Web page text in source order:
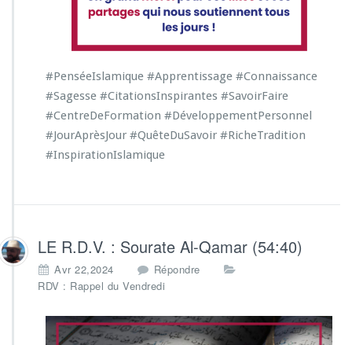
#PenséeIslamique #Apprentissage #Connaissance
#Sagesse #CitationsInspirantes #SavoirFaire
#CentreDeFormation #DéveloppementPersonnel
#JourAprèsJour #QuêteDuSavoir #RicheTradition
#InspirationIslamique
LE R.D.V. : Sourate Al-Qamar (54:40)
Avr 22,2024
Répondre
RDV : Rappel du Vendredi